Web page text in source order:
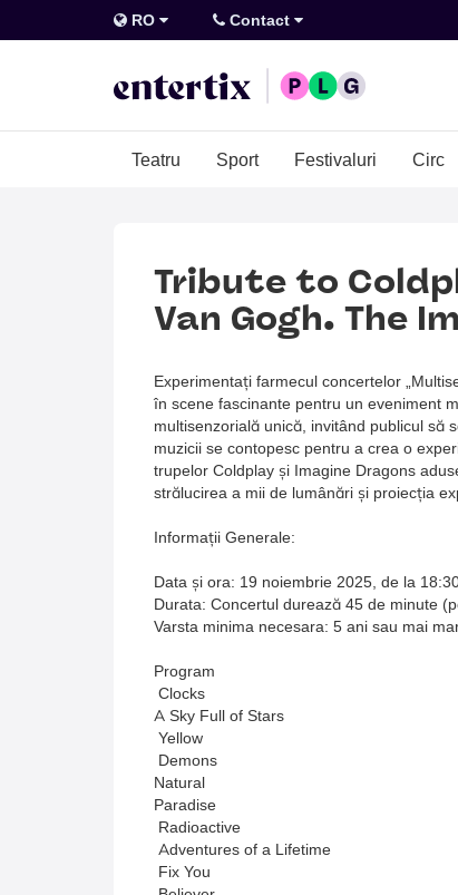
RO Contact
Teatru Sport Festivaluri Circ
Tribute to
Van Gogh. The
Experimentați farmecul concertelor
în scene fascinante pentru un eveniment
multisenzorială unică, invitând publicul să
muzicii se contopesc pentru a crea o
trupelor Coldplay și Imagine Dragons
strălucirea a mii de lumânări și proiecția
Informații Generale:
Data și ora: 19 noiembrie 2025, de la
Durata: Concertul durează 45 de minute
Varsta minima necesara: 5 ani sau mai
Program
Clocks
A Sky Full of Stars
Yellow
Demons
Natural
Paradise
Radioactive
Adventures of a Lifetime
Fix You